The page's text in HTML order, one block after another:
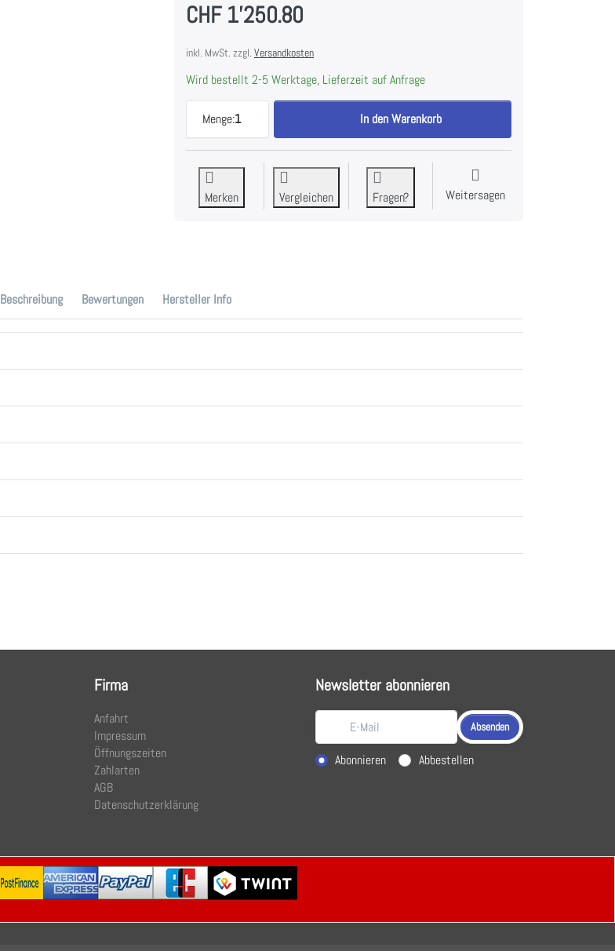
CHF 1'250.80
inkl. MwSt. zzgl. Versandkosten
Wird bestellt 2-5 Werktage, Lieferzeit auf Anfrage
Menge:1
V-ZUG Schublade WarmingDrawer V4000 31, 3403100001 zu CHF
In den Warenkorb
Merken Vergleichen Fragen? Weitersagen
Beschreibung Bewertungen Hersteller Info
Firma
Anfahrt
Impressum
Öffnungszeiten
Zahlarten
AGB
Datenschutzerklärung
Newsletter abonnieren
Absenden
Aktion wählen
Abonnieren Abbestellen